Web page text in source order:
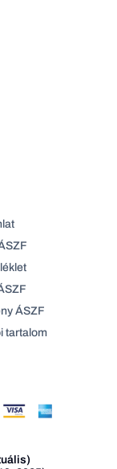
ÁSZF
tartalom